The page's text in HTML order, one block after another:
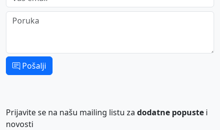
Poruka
Pošalji
Prijavite se na našu mailing listu za dodatne popuste i
novosti